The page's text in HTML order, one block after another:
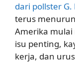
dari pollster
terus
Amerika
isu penting,
kerja, dan